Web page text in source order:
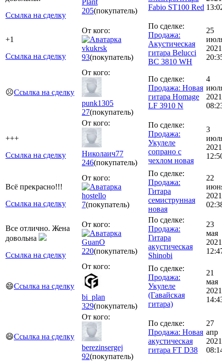
Ссылка на сделку
205(покупатель)
Fabio ST100 Red
+1
Ссылка на сделку
От кого:
vkukrsk
93(покупатель)
По сделке:
Продажа:
Акустическая
гитара Belucci
BC 3810 WH
25
2021
☹️Ссылка на сделку
От кого:
punk1305
27(покупатель)
По сделке:
Продажа: Новая
гитара Homage
LF 3910 N
4
2021
+++
Ссылка на сделку
От кого:
Николаич77
246(покупатель)
По сделке:
Продажа:
Укулеле
сопрано с
чехлом новая
3
2021
Всё прекрасно!!!
Ссылка на сделку
От кого:
hostello
7(покупатель)
По сделке:
Продажа:
Гитара
семиструнная
новая
22
2021
Все отлично. Жена
довольна
Ссылка на сделку
От кого:
GuanO
220(покупатель)
По сделке:
Продажа:
Гитара
акустическая
Shinobi
23
мая
2021
😄Ссылка на сделку
От кого:
bi_plan
329(покупатель)
По сделке:
Продажа:
Укулеле
(Гавайская
гитара)
21
мая
2021
😄Ссылка на сделку
От кого:
berezinsergej
92(покупатель)
По сделке:
Продажа: Новая
акустическая
гитара FT D38
27
апр
2021